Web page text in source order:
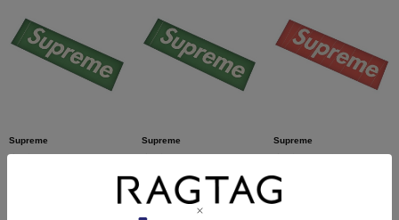
Supreme
小物類（その他）
Supreme
コンディション: B
1,400円（税込）
Supreme
コンディション: B
1,400円（税込）